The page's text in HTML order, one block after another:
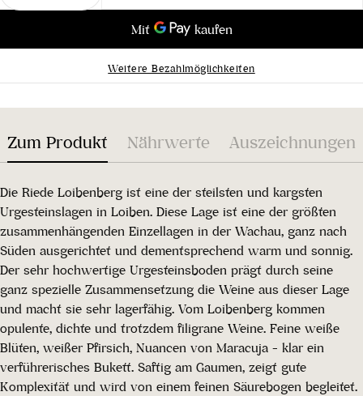
Weitere Bezahlmöglichkeiten
Zum Produkt Nährwerte Auszeichnungen
Die Riede Loibenberg ist eine der steilsten und kargsten
Urgesteinslagen in Loiben. Diese Lage ist eine der größten
zusammenhängenden Einzellagen in der Wachau, ganz nach
Süden ausgerichtet und dementsprechend warm und sonnig.
Der sehr hochwertige Urgesteinsboden prägt durch seine
ganz spezielle Zusammensetzung die Weine aus dieser Lage
und macht sie sehr lagerfähig. Vom Loibenberg kommen
opulente, dichte und trotzdem filigrane Weine. Feine weiße
Blüten, weißer Pfirsich, Nuancen von Maracuja - klar ein
verführerisches Bukett. Saftig am Gaumen, zeigt gute
Komplexität und wird von einem feinen Säurebogen begleitet.